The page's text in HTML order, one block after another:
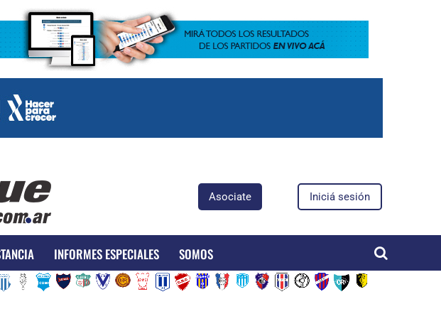
Asociate Iniciá sesión
INFORMES ESPECIALES SOMOS